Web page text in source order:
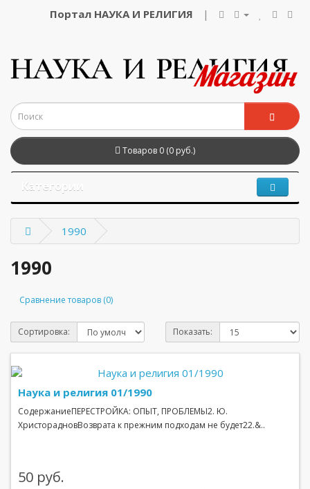
Портал НАУКА И РЕЛИГИЯ |
Товаров 0 (0 руб.)
Категории
1990
1990
Сравнение товаров (0)
Сортировка: Показать:
Наука и религия 01/1990
СодержаниеПЕРЕСТРОЙКА: ОПЫТ, ПРОБЛЕМЫ2. Ю.
ХристорадновВозврата к прежним подходам не будет22.&..
50 руб.